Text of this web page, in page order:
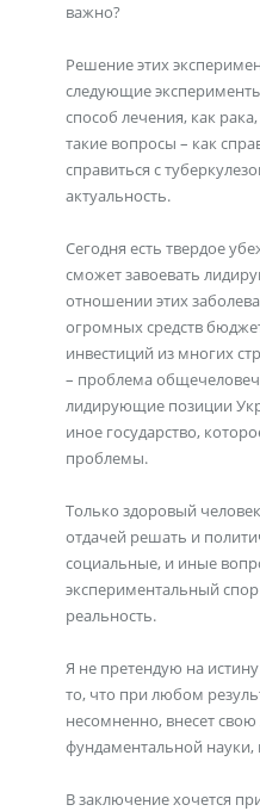
важно?
Решение этих
следующие
способ лечения, как
такие вопросы – как
справиться с
актуальность.
Сегодня есть твердое
сможет завоевать
отношении этих
огромных средств
инвестиций из многих
– проблема
лидирующие позиции
иное государство,
проблемы.
Только здоровый
отдачей решать и
социальные, и иные
экспериментальный
реальность.
Я не претендую на
то, что при любом
несомненно, внесет свою
фундаментальной
В заключение хочется